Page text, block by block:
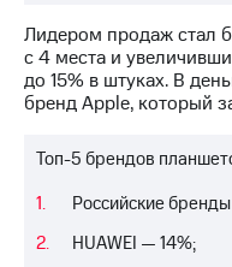
Описание
Уведомление
о
облигаций
Другое
Регистратор
Лидером продаж стал
с 4 места и
до 15% в штуках. В
бренд Apple, который
Топ-5 брендов
Российские
HUAWEI — 14%;